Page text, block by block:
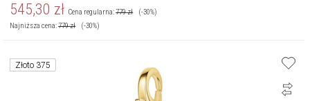
545,30 zł Cena regularna:779zł
(-30%)
Najniższa cena:779zł (-30%)
Złoto 375